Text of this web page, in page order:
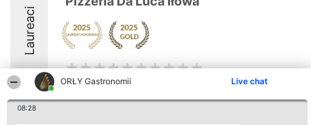
ORŁY Gastronomii Live chat
08:28
Laureaci